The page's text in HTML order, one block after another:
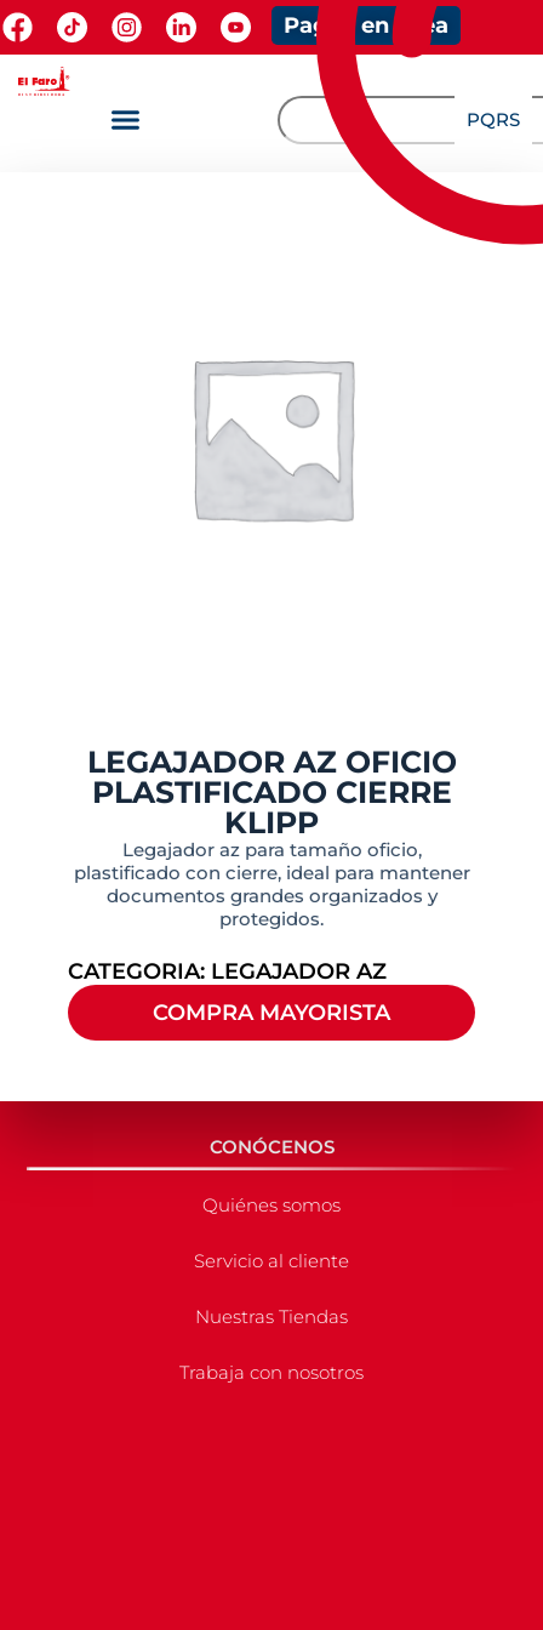
Pagos en línea
PQRS
LEGAJADOR AZ OFICIO
PLASTIFICADO CIERRE
KLIPP
Legajador az para tamaño oficio,
plastificado con cierre, ideal para mantener
documentos grandes organizados y
protegidos.
CATEGORIA: LEGAJADOR AZ
COMPRA MAYORISTA
CONÓCENOS
Quiénes somos
Servicio al cliente
Nuestras Tiendas
Trabaja con nosotros